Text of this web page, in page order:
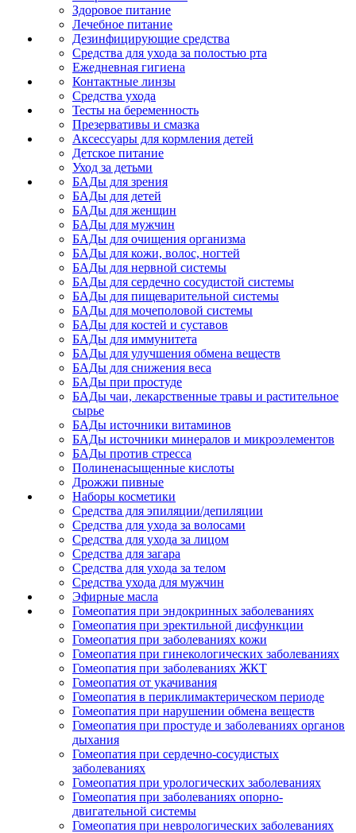
Здоровое питание
Лечебное питание
Дезинфицирующие средства
Средства для ухода за полостью рта
Ежедневная гигиена
Контактные линзы
Средства ухода
Тесты на беременность
Презервативы и смазка
Аксессуары для кормления детей
Детское питание
Уход за детьми
БАДы для зрения
БАДы для детей
БАДы для женщин
БАДы для мужчин
БАДы для очищения организма
БАДы для кожи, волос, ногтей
БАДы для нервной системы
БАДы для сердечно сосудистой системы
БАДы для пищеварительной системы
БАДы для мочеполовой системы
БАДы для костей и суставов
БАДы для иммунитета
БАДы для улучшения обмена веществ
БАДы для снижения веса
БАДы при простуде
БАДы чаи, лекарственные травы и растительное
сырье
БАДы источники витаминов
БАДы источники минералов и микроэлементов
БАДы против стресса
Полиненасыщенные кислоты
Дрожжи пивные
Наборы косметики
Средства для эпиляции/депиляции
Средства для ухода за волосами
Средства для ухода за лицом
Средства для загара
Средства для ухода за телом
Средства ухода для мужчин
Эфирные масла
Гомеопатия при эндокринных заболеваниях
Гомеопатия при эректильной дисфункции
Гомеопатия при заболеваниях кожи
Гомеопатия при гинекологических заболеваниях
Гомеопатия при заболеваниях ЖКТ
Гомеопатия от укачивания
Гомеопатия в периклимактерическом периоде
Гомеопатия при нарушении обмена веществ
Гомеопатия при простуде и заболеваниях органов
дыхания
Гомеопатия при сердечно-сосудистых
заболеваниях
Гомеопатия при урологических заболеваниях
Гомеопатия при заболеваниях опорно-
двигательной системы
Гомеопатия при неврологических заболеваниях